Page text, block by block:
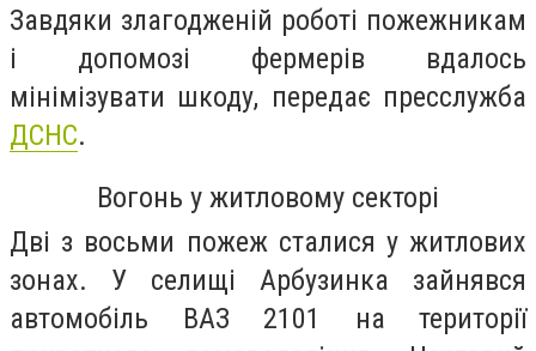
Завдяки злагодженій роботі пожежникам
і допомозі фермерів вдалось
мінімізувати шкоду, передає пресслужба
ДСНС.
Вогонь у житловому секторі
Дві з восьми пожеж сталися у житлових
зонах. У селищі Арбузинка зайнявся
автомобіль ВАЗ 2101 на території